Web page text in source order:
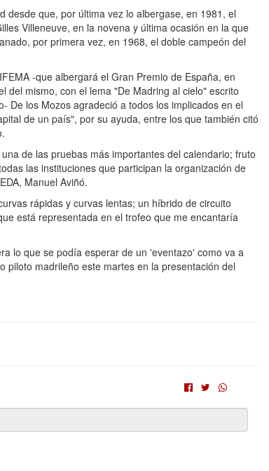
desde que, por última vez lo albergase, en 1981, el
Villeneuve, en la novena y última ocasión en la que
por primera vez, en 1968, el doble campeón del
-que albergará el Gran Premio de España, en
del mismo, con el lema "De Madring al cielo" escrito
De los Mozos agradeció a todos los implicados en el
de un país", por su ayuda, entre los que también citó
de las pruebas más importantes del calendario; fruto
las instituciones que participan la organización de
Manuel Aviñó.
rápidas y curvas lentas; un híbrido de circuito
está representada en el trofeo que me encantaría
lo que se podía esperar de un 'eventazo' como va a
piloto madrileño este martes en la presentación del